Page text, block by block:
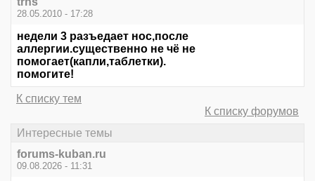
28.05.2010 - 17:28
недели 3 разъедает нос,после
аллергии.существенно не чё не
помогает(капли,таблетки).
помогите!
К списку тем
К списку форумов
Интересные темы
forums-kuban.ru
09.08.2026 - 11:31